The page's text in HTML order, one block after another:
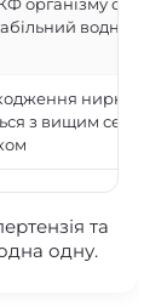
водно-
ниркового
з вищим
та
одну.